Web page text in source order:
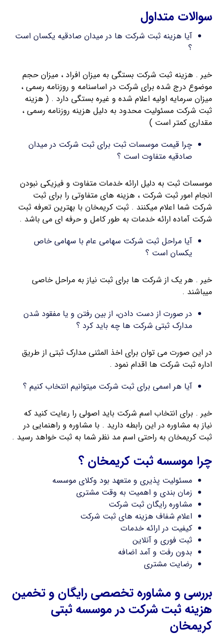
سوالات متداول
آیا هزینه ثبت شرکت ها در میدان صادقیه یکسان است
؟
خیر . هزینه ثبت شرکت بستگی به میزان افراد ، میزان حجم
موضوع درج شده برای شرکت در اساسنامه و روزنامه رسمی ،
میزان سرمایه اولیه اعلام شده و غیره بستگی دارد . ( هزینه
ثبت شرکت مسئولیت محدود به دلیل هزینه روزنامه رسمی ،
مقداری کمتر است )
چرا قیمت موسسات ثبت برای ثبت شرکت در میدان
صادقیه متفاوت است ؟
موسسات ثبت به دلیل ارائه خدمات متفاوت و فیزیکی نبودن
انجام امور ثبت شرکت ، هزینه های متفاوتی را برای ثبت
شرکت شما اعلام میکنند . ثبت کریمخان با بهترین تعرفه ثبت
شرکت آماده ارائه خدمات به طور کامل و حرفه ای می باشد .
آیا مراحل ثبت شرکت سهامی عام با سهامی خاص
یکسان است ؟
خیر . هر یک از شرکت ها برای ثبت نیاز به مراحل خاصی
میباشند .
در صورت از دست دادن، از بین رفتن و یا مفقود شدن
مدارک ثبتی شرکت ها چه باید کرد ؟
در این صورت می توان برای اخذ المثنی مدارک ثبتی از طریق
اداره ثبت شرکت ها اقدام نمود .
آیا هر اسمی برای ثبت شرکت میتوانیم انتخاب کنیم ؟
خیر . برای انتخاب اسم شرکت باید اصولی را رعایت کنید که
نیاز به مشاوره در این رابطه دارید . با مشاوره و راهنمایی در
ثبت کریمخان به راحتی اسم مد نظر شما به ثبت خواهد رسید .
چرا موسسه ثبت کریمخان ؟
مسئولیت پذیری و متعهد بود وکلای موسسه
زمان بندی و اهمیت به وقت مشتری
مشاوره رایگان ثبت شرکت
اعلام شفاف هزینه های ثبت شرکت
کیفیت در ارائه خدمات
ثبت فوری و آنلاین
بدون رفت و آمد اضافه
رضایت مشتری
بررسی و مشاوره تخصصی رایگان و تخمین
هزینه ثبت شرکت در موسسه ثبتی
کریمخان